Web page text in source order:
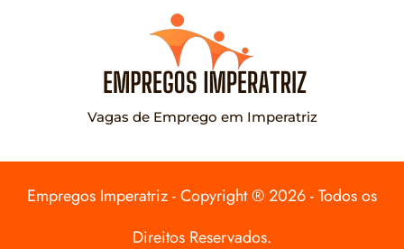
Vagas de Emprego em Imperatriz
Empregos Imperatriz - Copyright ® 2026 - Todos os
Direitos Reservados.